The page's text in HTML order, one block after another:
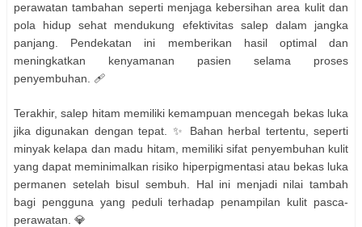
perawatan tambahan seperti menjaga kebersihan area kulit dan
pola hidup sehat mendukung efektivitas salep dalam jangka
panjang. Pendekatan ini memberikan hasil optimal dan
meningkatkan kenyamanan pasien selama proses
penyembuhan. 🩹
Terakhir, salep hitam memiliki kemampuan mencegah bekas luka
jika digunakan dengan tepat. ✨ Bahan herbal tertentu, seperti
minyak kelapa dan madu hitam, memiliki sifat penyembuhan kulit
yang dapat meminimalkan risiko hiperpigmentasi atau bekas luka
permanen setelah bisul sembuh. Hal ini menjadi nilai tambah
bagi pengguna yang peduli terhadap penampilan kulit pasca-
perawatan. 💎